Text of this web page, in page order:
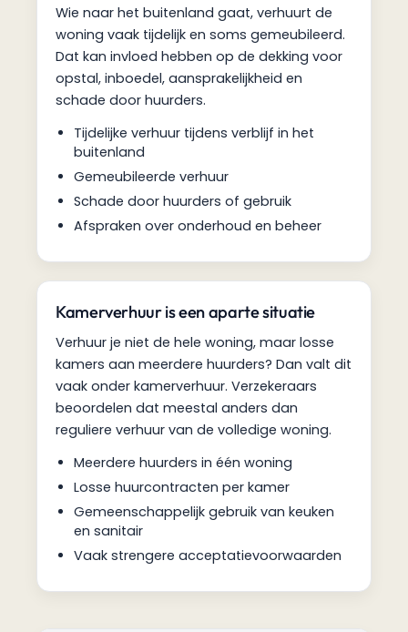
Wie naar het buitenland gaat, verhuurt de
woning vaak tijdelijk en soms gemeubileerd.
Dat kan invloed hebben op de dekking voor
opstal, inboedel, aansprakelijkheid en
schade door huurders.
Tijdelijke verhuur tijdens verblijf in het
buitenland
Gemeubileerde verhuur
Schade door huurders of gebruik
Afspraken over onderhoud en beheer
Kamerverhuur is een aparte situatie
Verhuur je niet de hele woning, maar losse
kamers aan meerdere huurders? Dan valt dit
vaak onder kamerverhuur. Verzekeraars
beoordelen dat meestal anders dan
reguliere verhuur van de volledige woning.
Meerdere huurders in één woning
Losse huurcontracten per kamer
Gemeenschappelijk gebruik van keuken
en sanitair
Vaak strengere acceptatievoorwaarden